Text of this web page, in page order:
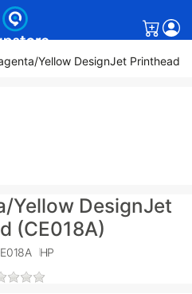
Giỏ
Yellow DesignJet Printhead
Yellow DesignJet
(CE018A)
HP